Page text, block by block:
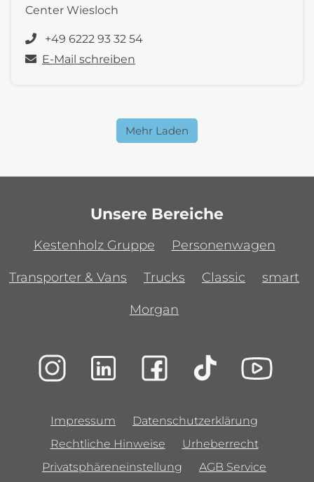
Center Wiesloch
+49 6222 93 32 54
E-Mail schreiben
Mehr Laden
Unsere Bereiche
Kestenholz Gruppe Personenwagen
Transporter & Vans Trucks Classic smart
Morgan
Impressum
Datenschutzerklärung
Rechtliche Hinweise
Urheberrecht
Privatsphäreneinstellung
AGB Service